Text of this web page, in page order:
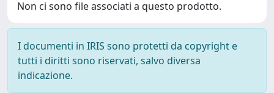
Non ci sono file associati a questo prodotto.
I documenti in IRIS sono protetti da copyright e
tutti i diritti sono riservati, salvo diversa
indicazione.